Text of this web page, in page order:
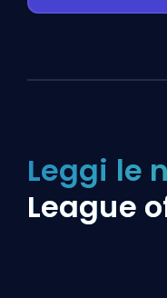
Leggi le
League